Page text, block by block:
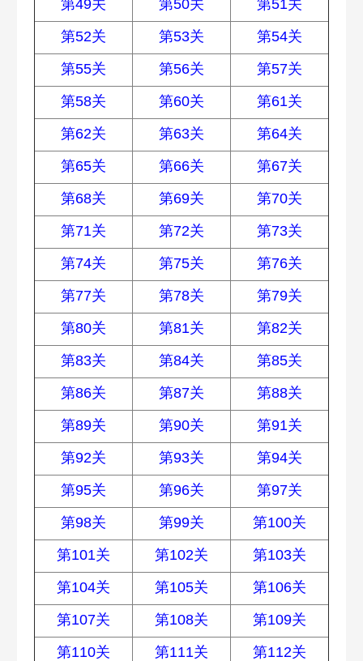
第49关 第50关
第51关
第52关
第53关
第54关
第55关
第56关
第57关
第58关
第60关
第61关
第62关
第63关
第64关
第65关
第66关
第67关
第68关
第69关
第70关
第71关
第72关
第73关
第74关
第75关
第76关
第77关
第78关
第79关
第80关
第81关
第82关
第83关
第84关
第85关
第86关
第87关
第88关
第89关
第90关
第91关
第92关
第93关
第94关
第95关
第96关
第97关
第98关
第99关
第100关
第101关
第102关
第103关
第104关
第105关
第106关
第107关
第108关
第109关
第110关
第111关
第112关